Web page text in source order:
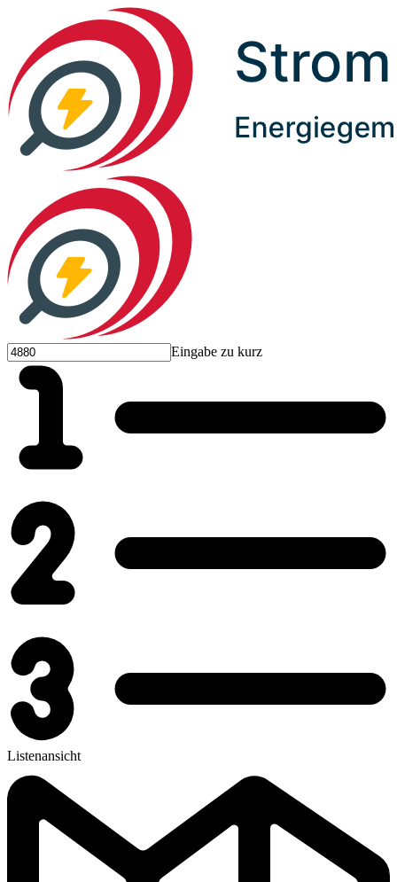
Eingabe zu kurz
Listenansicht